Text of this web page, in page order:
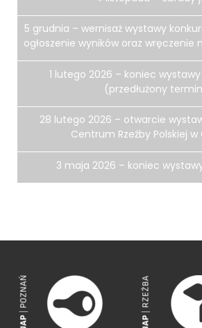
5 grudnia – wernisaż wystawy
ogłoszenie wyników oraz wręczenie
1 lutego 2026 – koniec
(przedłużony
28 lutego 2026 – otwarcie
Centrum Rzeźby Polskiej w
3 maja 2026 – koniec